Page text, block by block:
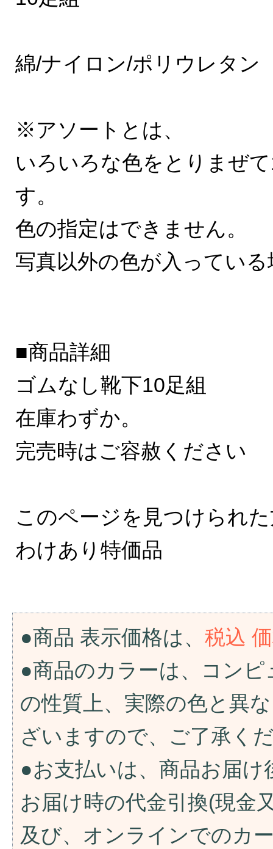
綿/ナイロン/ポリウレタン
※アソートとは、
いろいろな色をとりまぜ
す。
色の指定はできません。
写真以外の色が入ってい
■商品詳細
ゴムなし靴下10足組
在庫わずか。
完売時はご容赦ください
このページを見つけられ
わけあり特価品
●商品 表示価格は、 税込
●商品のカラーは、コン
の性質上、実際の色と異
ざいますので、ご了承く
●お支払いは、商品お届け
お届け時の代金引換(現金
及び、オンラインでのカ